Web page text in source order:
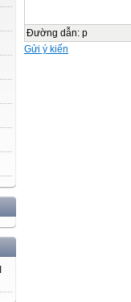
Đường dẫn: p
Gửi ý kiến